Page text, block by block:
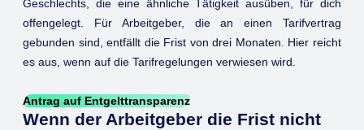
Geschlechts, die eine ähnliche Tätigkeit ausüben, für dich
offengelegt. Für Arbeitgeber, die an einen Tarifvertrag
gebunden sind, entfällt die Frist von drei Monaten. Hier reicht
es aus, wenn auf die Tarifregelungen verwiesen wird.
Antrag auf Entgelttransparenz
Wenn der Arbeitgeber die Frist nicht